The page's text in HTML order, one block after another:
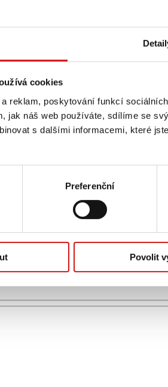
cookies
a reklam, poskytování funkcí
jak náš web používáte, sdílíme se
s dalšími informacemi, které
Preferenční
Povolit